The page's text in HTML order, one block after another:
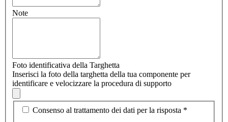
Note
Foto identificativa della Targhetta
Inserisci la foto della targhetta della tua componente per
identificare e velocizzare la procedura di supporto
Consenso al trattamento dei dati per la risposta *